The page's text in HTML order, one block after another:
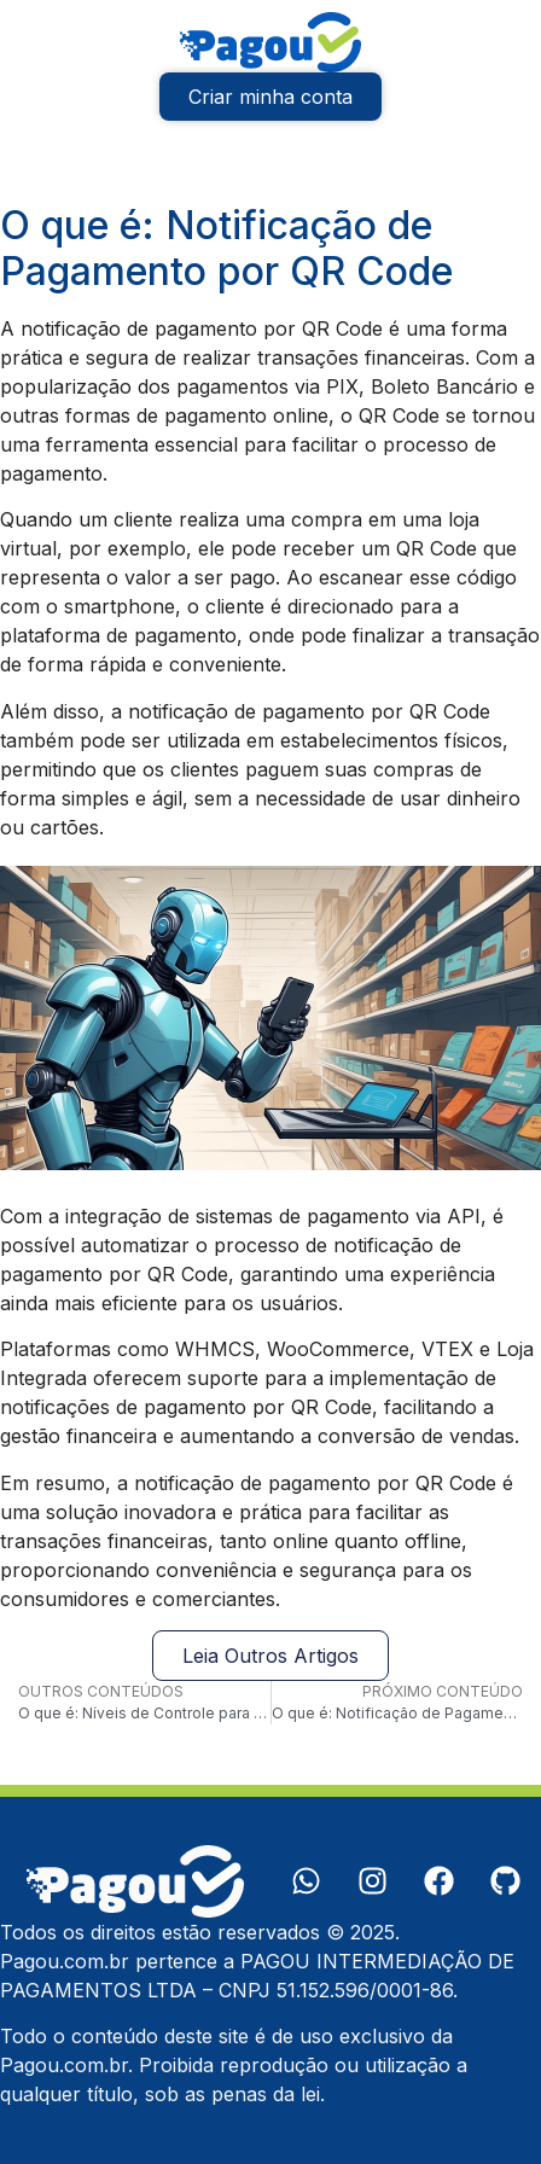
Criar minha conta
O que é: Notificação de
Pagamento por QR Code
A notificação de pagamento por QR Code é uma forma
prática e segura de realizar transações financeiras. Com a
popularização dos pagamentos via PIX, Boleto Bancário e
outras formas de pagamento online, o QR Code se tornou
uma ferramenta essencial para facilitar o processo de
pagamento.
Quando um cliente realiza uma compra em uma loja
virtual, por exemplo, ele pode receber um QR Code que
representa o valor a ser pago. Ao escanear esse código
com o smartphone, o cliente é direcionado para a
plataforma de pagamento, onde pode finalizar a transação
de forma rápida e conveniente.
Além disso, a notificação de pagamento por QR Code
também pode ser utilizada em estabelecimentos físicos,
permitindo que os clientes paguem suas compras de
forma simples e ágil, sem a necessidade de usar dinheiro
ou cartões.
Com a integração de sistemas de pagamento via API, é
possível automatizar o processo de notificação de
pagamento por QR Code, garantindo uma experiência
ainda mais eficiente para os usuários.
Plataformas como WHMCS, WooCommerce, VTEX e Loja
Integrada oferecem suporte para a implementação de
notificações de pagamento por QR Code, facilitando a
gestão financeira e aumentando a conversão de vendas.
Em resumo, a notificação de pagamento por QR Code é
uma solução inovadora e prática para facilitar as
transações financeiras, tanto online quanto offline,
proporcionando conveniência e segurança para os
consumidores e comerciantes.
Leia Outros Artigos
OUTROS CONTEÚDOS
O que é: Níveis de Controle para Conciliação
PRÓXIMO CONTEÚDO
O que é: Notificação de Pagamento via API
Todos os direitos estão reservados © 2025.
Pagou.com.br pertence a PAGOU INTERMEDIAÇÃO DE
PAGAMENTOS LTDA – CNPJ 51.152.596/0001-86.
Todo o conteúdo deste site é de uso exclusivo da
Pagou.com.br. Proibida reprodução ou utilização a
qualquer título, sob as penas da lei.